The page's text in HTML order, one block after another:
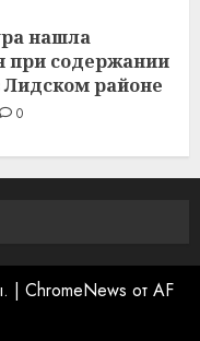
нашла
при содержании
районе
0
| ChromeNews от AF